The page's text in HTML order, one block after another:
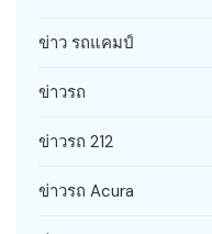
ข่าว รถแคมป์
ข่าวรถ
ข่าวรถ 212
ข่าวรถ Acura